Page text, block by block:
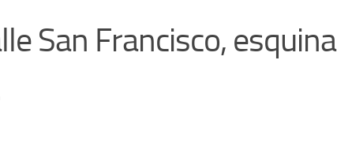
San Francisco, esquina